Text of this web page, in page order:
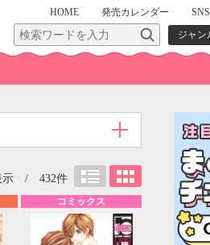
HOME 発売カレンダー
ジャン
示 / 432件
コミックス